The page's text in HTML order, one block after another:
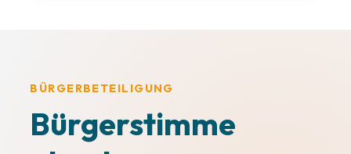
BÜRGERBETEILIGUNG
Bürgerstimme